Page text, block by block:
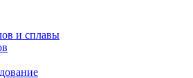
и сплавы